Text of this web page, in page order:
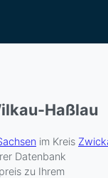
Haßlau
im Kreis
Datenbank
zu Ihrem